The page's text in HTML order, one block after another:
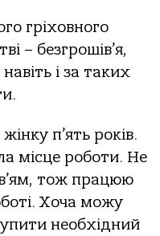
гріховного
– безгрошів’я,
і за таких
п’ять років.
місце роботи. Не
тож працюю
Хоча можу
необхідний